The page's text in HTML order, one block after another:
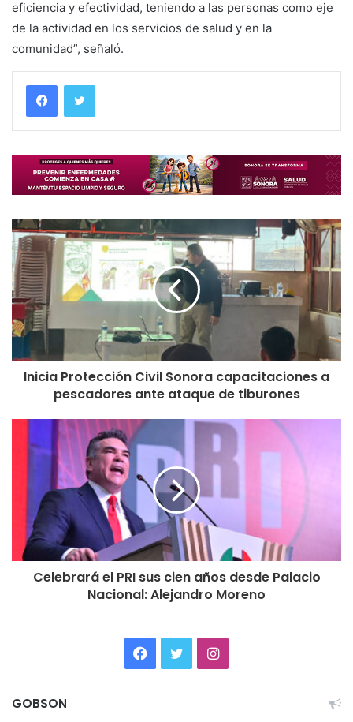
eficiencia y efectividad, teniendo a las personas como eje
de la actividad en los servicios de salud y en la
comunidad”, señaló.
Inicia Protección Civil Sonora capacitaciones a
pescadores ante ataque de tiburones
Celebrará el PRI sus cien años desde Palacio
Nacional: Alejandro Moreno
Facebook
TwitterInstagram
GOBSON